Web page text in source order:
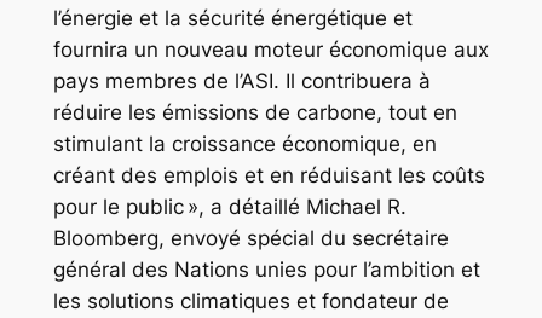
l’énergie et la sécurité énergétique et
fournira un nouveau moteur économique aux
pays membres de l’ASI. Il contribuera à
réduire les émissions de carbone, tout en
stimulant la croissance économique, en
créant des emplois et en réduisant les coûts
pour le public », a détaillé Michael R.
Bloomberg, envoyé spécial du secrétaire
général des Nations unies pour l’ambition et
les solutions climatiques et fondateur de